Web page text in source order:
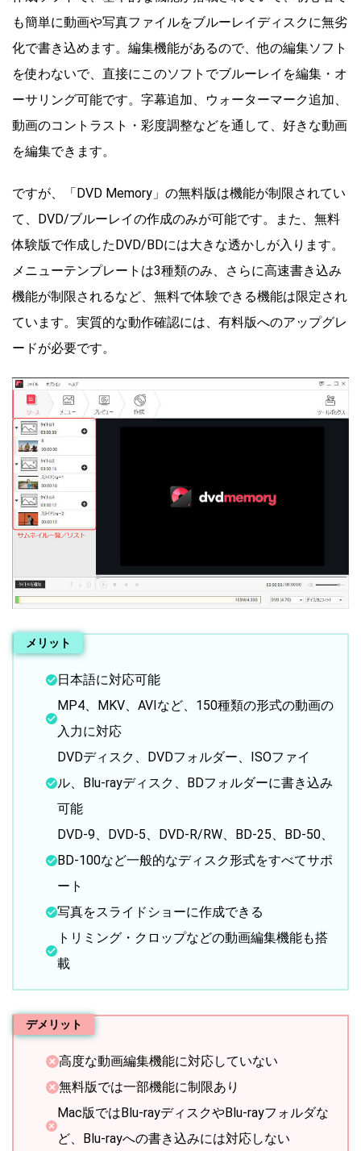
も簡単に動画や写真ファイルをブルーレイディスクに無劣
化で書き込めます。編集機能があるので、他の編集ソフト
を使わないで、直接にこのソフトでブルーレイを編集・オ
ーサリング可能です。字幕追加、ウォーターマーク追加、
動画のコントラスト・彩度調整などを通して、好きな動画
を編集できます。
ですが、「DVD Memory」の無料版は機能が制限されてい
て、DVD/ブルーレイの作成のみが可能です。また、無料
体験版で作成したDVD/BDには大きな透かしが入ります。
メニューテンプレートは3種類のみ、さらに高速書き込み
機能が制限されるなど、無料で体験できる機能は限定され
ています。実質的な動作確認には、有料版へのアップグレ
ードが必要です。
メリット
日本語に対応可能
MP4、MKV、AVIなど、150種類の形式の動画の
入力に対応
DVDディスク、DVDフォルダー、ISOファイ
ル、Blu-rayディスク、BDフォルダーに書き込み
可能
DVD-9、DVD-5、DVD-R/RW、BD-25、BD-50、
BD-100など一般的なディスク形式をすべてサポ
ート
写真をスライドショーに作成できる
トリミング・クロップなどの動画編集機能も搭
載
デメリット
高度な動画編集機能に対応していない
無料版では一部機能に制限あり
Mac版ではBlu-rayディスクやBlu-rayフォルダな
ど、Blu-rayへの書き込みには対応しない